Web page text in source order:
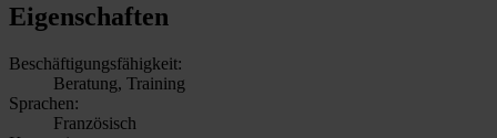
Eigenschaften
Beschäftigungsfähigkeit:
Beratung, Training
Sprachen:
Französisch